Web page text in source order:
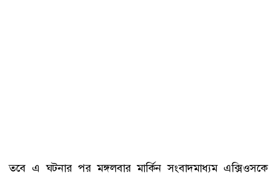
তবে এ ঘটনার পর মঙ্গলবার মার্কিন সংবাদমাধ্যম এক্সিওসকে